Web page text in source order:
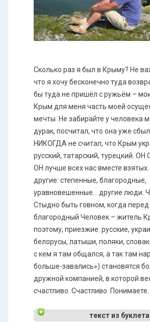
Сколько раз я был в Крыму? Не
что я хочу бесконечно туда
бы туда не пришёл с ружьём –
Крым для меня часть моей
мечты. Не забирайте у человека
дурак, посчитал, что она уже
НИКОГДА не считал, что Крым
русский, татарский, турецкий.
ОН лучше всех нас вместе
другие: степенные, благородные,
уравновешенные… другие люди.
Стыдно быть говном, когда перед
благородный Человек – житель
поэтому, приезжие: русские,
белорусы, латыши, поляки,
с кем я там общался, а так там
больше-завались») становятся
дружной компанией, в которой
счастливо. Счастливо. Понимаете.
текст из буклета